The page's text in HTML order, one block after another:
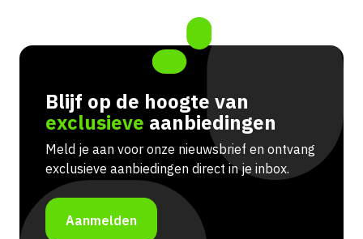
Blijf op de hoogte van
exclusieve aanbiedingen
Meld je aan voor onze nieuwsbrief en ontvang
exclusieve aanbiedingen direct in je inbox.
Aanmelden